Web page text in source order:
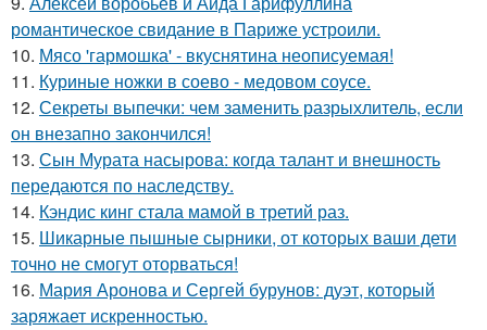
романтическое свидание в Париже устроили.
10. Мясо 'гармошка' - вкуснятина неописуемая!
11. Куриные ножки в соево - медовом соусе.
12. Секреты выпечки: чем заменить разрыхлитель, если
он внезапно закончился!
13. Сын Мурата насырова: когда талант и внешность
передаются по наследству.
14. Кэндис кинг стала мамой в третий раз.
15. Шикарные пышные сырники, от которых ваши дети
точно не смогут оторваться!
16. Мария Аронова и Сергей бурунов: дуэт, который
заряжает искренностью.